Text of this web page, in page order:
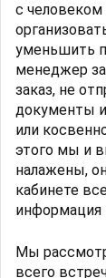
с
уменьшить
менеджер
заказ, не
документы
или
этого мы и
налажены,
кабинете
информация
Мы
всего